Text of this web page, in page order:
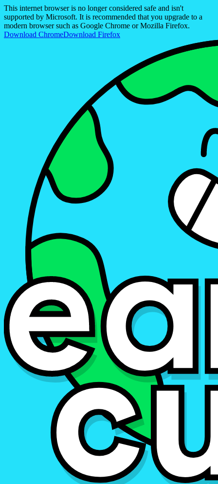
This internet browser is no longer considered safe and isn't
supported by Microsoft. It is recommended that you upgrade to a
modern browser such as Google Chrome or Mozilla Firefox.
Download ChromeDownload Firefox